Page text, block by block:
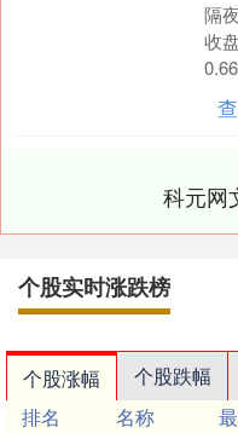
隔
收
多
科元网
个股实时涨跌榜
个股涨幅 个股跌幅
排名
名称